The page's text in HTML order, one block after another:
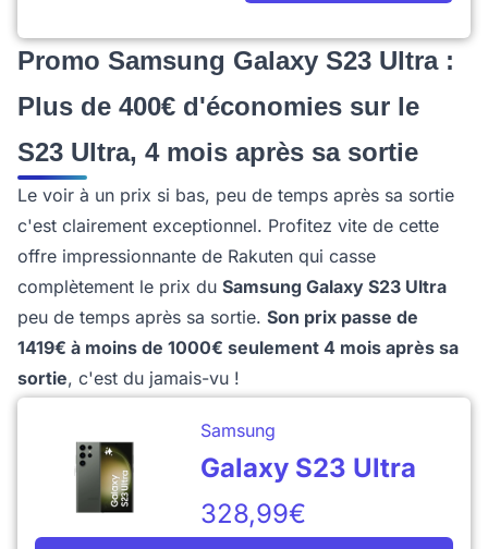
Promo Samsung Galaxy S23 Ultra :
Plus de 400€ d'économies sur le
S23 Ultra, 4 mois après sa sortie
Le voir à un prix si bas, peu de temps après sa sortie
c'est clairement exceptionnel. Profitez vite de cette
offre impressionnante de Rakuten qui casse
complètement le prix du Samsung Galaxy S23 Ultra
peu de temps après sa sortie. Son prix passe de
1419€ à moins de 1000€ seulement 4 mois après sa
sortie, c'est du jamais-vu !
Samsung
Galaxy S23 Ultra
328,99€